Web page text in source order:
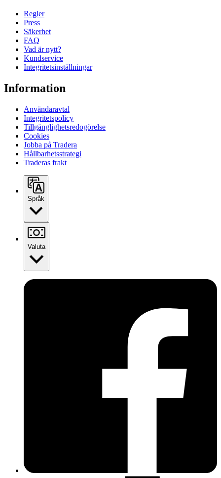
Regler
Press
Säkerhet
FAQ
Vad är nytt?
Kundservice
Integritetsinställningar
Information
Användaravtal
Integritetspolicy
Tillgänglighetsredogörelse
Cookies
Jobba på Tradera
Hållbarhetsstrategi
Traderas frakt
Språk
Valuta